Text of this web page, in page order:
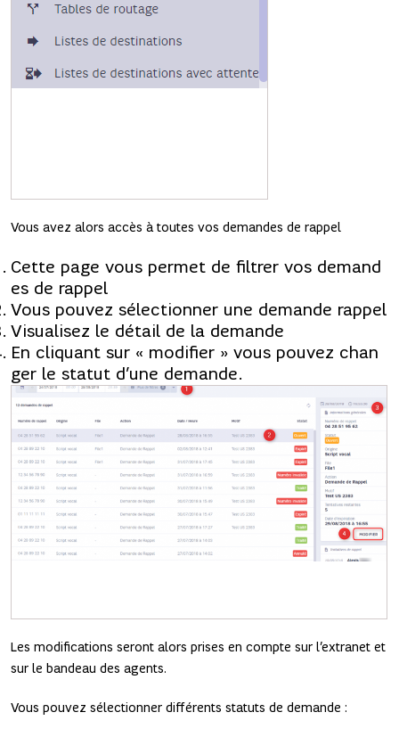
Vous avez alors accès à toutes vos demandes de rappel
Cette page vous permet de filtrer vos demand
es de rappel
Vous pouvez sélectionner une demande rappel
Visualisez le détail de la demande
En cliquant sur « modifier » vous pouvez chan
ger le statut d’une demande.
Les modifications seront alors prises en compte sur l’extranet et
sur le bandeau des agents.
Vous pouvez sélectionner différents statuts de demande :